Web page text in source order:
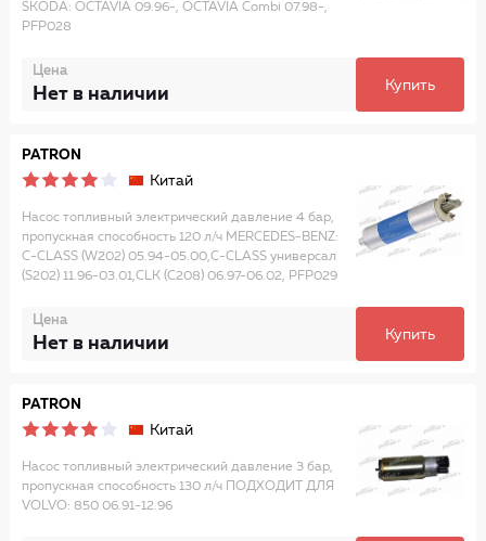
SKODA: OCTAVIA 09.96-, OCTAVIA Combi 07.98-,
PFP028
Цена
Нет в наличии Купить
PATRON
Китай
Насос топливный электрический давление 4 бар,
пропускная способность 120 л/ч MERCEDES-BENZ:
C-CLASS (W202) 05.94-05.00,C-CLASS универсал
(S202) 11.96-03.01,CLK (C208) 06.97-06.02, PFP029
Цена
Нет в наличии Купить
PATRON
Китай
Насос топливный электрический давление 3 бар,
пропускная способность 130 л/ч ПОДХОДИТ ДЛЯ
VOLVO: 850 06.91-12.96